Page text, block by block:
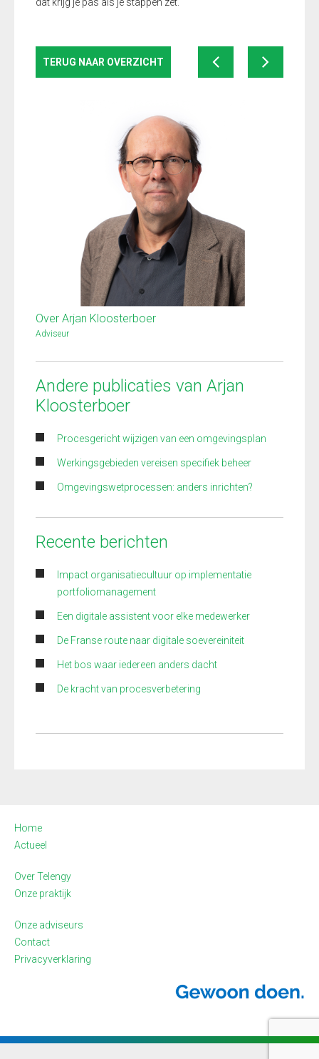
TERUG NAAR OVERZICHT
Over Arjan Kloosterboer
Adviseur
Andere publicaties van Arjan
Kloosterboer
Procesgericht wijzigen van een omgevingsplan
Werkingsgebieden vereisen specifiek beheer
Omgevingswetprocessen: anders inrichten?
Recente berichten
Impact organisatiecultuur op implementatie
portfoliomanagement
Een digitale assistent voor elke medewerker
De Franse route naar digitale soevereiniteit
Het bos waar iedereen anders dacht
De kracht van procesverbetering
Home
Actueel
Over Telengy
Onze praktijk
Onze adviseurs
Contact
Privacyverklaring